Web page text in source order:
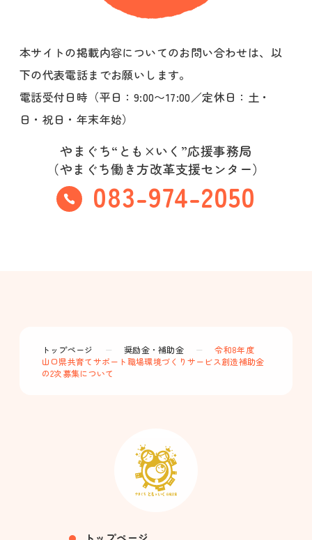
本サイトの掲載内容についてのお問い合わせは、以
下の代表電話までお願いします。
電話受付日時（平日：9:00〜17:00／定休日：土・
日・祝日・年末年始）
やまぐち“とも×いく”応援事務局
（やまぐち働き方改革支援センター）
083-974-2050
トップページ ー 奨励金・補助金 ー
令和8年度
山口県共育てサポート職場環境づくりサービス創造補助金
の2次募集について